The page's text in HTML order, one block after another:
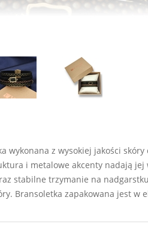
wykonana z wysokiej jakości
i metalowe akcenty nadają
stabilne trzymanie na
Bransoletka zapakowana jest w